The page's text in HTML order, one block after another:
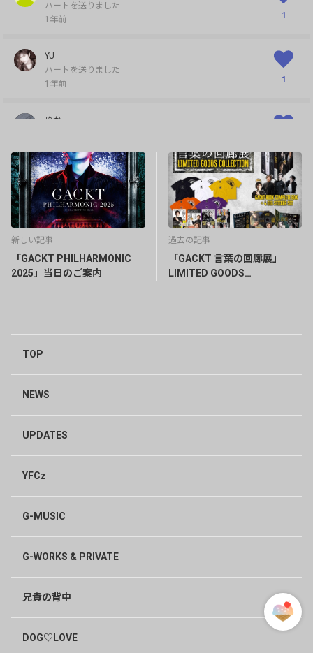
ハートを送りました
1年前
1
YU
ハートを送りました
1年前
1
ゆか
ゆっきー
ハートを送りました
ステキすぎる〜❤️🥹💖✨ 1
YOSSYですけど？
ひかり
新しい記事
「GACKT PHILHARMONIC
2025」当日のご案内
過去の記事
「GACKT 言葉の回廊展」
LIMITED GOODS
TOP
NEWS
UPDATES
YFCz
G-MUSIC
G-WORKS & PRIVATE
兄貴の背中
DOG♡LOVE